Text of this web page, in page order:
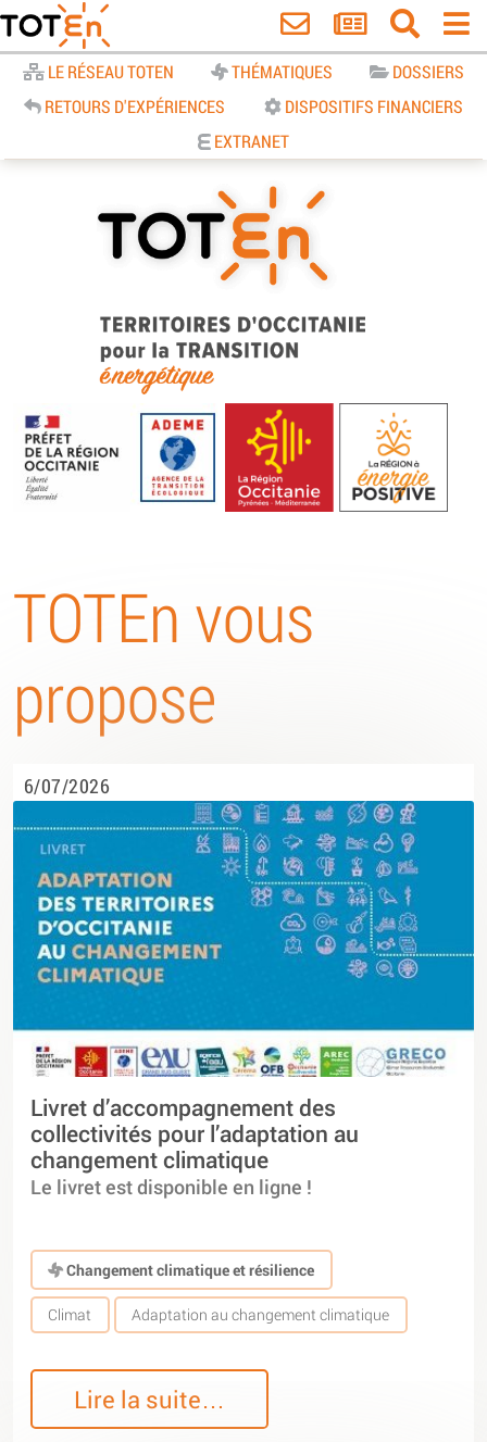
LE RÉSEAU TOTEN THÉMATIQUES
DOSSIERS
RETOURS D'EXPÉRIENCES
DISPOSITIFS FINANCIERS
EXTRANET
TOTEn Occitanie | Territoires
d’Occitanie pour la Transition
Energétique
TOTEn vous
propose
6/07/2026
Livret d’accompagnement des
collectivités pour l’adaptation au
changement climatique
Le livret est disponible en ligne !
Changement climatique et résilience
Climat Adaptation au changement climatique
Lire la suite…